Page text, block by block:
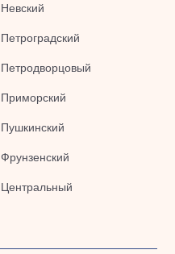
Невский
Петроградский
Петродворцовый
Приморский
Пушкинский
Фрунзенский
Центральный